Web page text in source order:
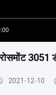
3051
2021-12-10